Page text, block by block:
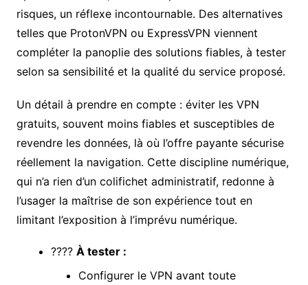
risques, un réflexe incontournable. Des alternatives
telles que ProtonVPN ou ExpressVPN viennent
compléter la panoplie des solutions fiables, à tester
selon sa sensibilité et la qualité du service proposé.
Un détail à prendre en compte : éviter les VPN
gratuits, souvent moins fiables et susceptibles de
revendre les données, là où l’offre payante sécurise
réellement la navigation. Cette discipline numérique,
qui n’a rien d’un colifichet administratif, redonne à
l’usager la maîtrise de son expérience tout en
limitant l’exposition à l’imprévu numérique.
???? À tester :
Configurer le VPN avant toute